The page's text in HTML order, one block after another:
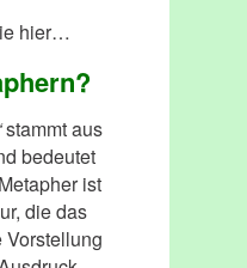
hier…
stammt aus
bedeutet
ist
die das
Vorstellung